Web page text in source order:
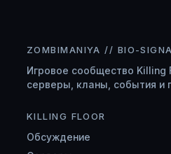
ZOMBIMANIYA // BIO-
Игровое сообщество Killing
серверы, кланы, события и
KILLING FLOOR
Обсуждение